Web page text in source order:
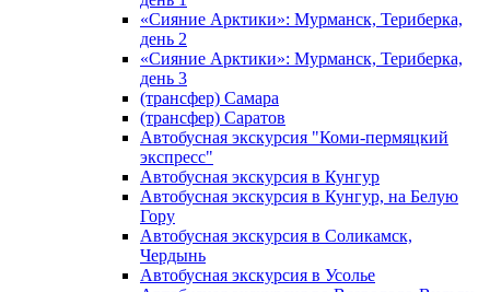
«Сияние Арктики»: Мурманск, Териберка,
день 2
«Сияние Арктики»: Мурманск, Териберка,
день 3
(трансфер) Самара
(трансфер) Саратов
Автобусная экскурсия "Коми-пермяцкий
экспресс"
Автобусная экскурсия в Кунгур
Автобусная экскурсия в Кунгур, на Белую
Гору
Автобусная экскурсия в Соликамск,
Чердынь
Автобусная экскурсия в Усолье